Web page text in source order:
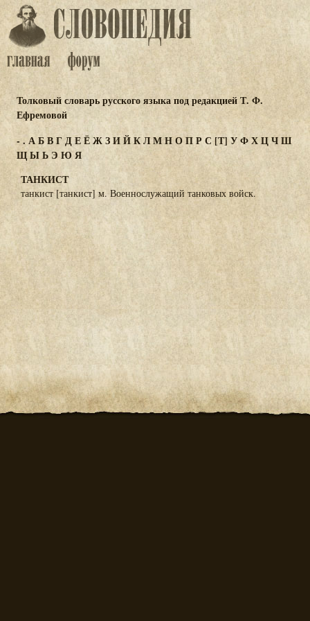
Толковый словарь русского языка под редакцией Т. Ф.
Ефремовой
- . АБВГДЕЁЖЗИЙКЛМНОПР С [Т] УФХЦЧШ
ЩЫЬЭ ЮЯ
ТАНКИСТ
танкист [танкист] м. Военнослужащий танковых войск.